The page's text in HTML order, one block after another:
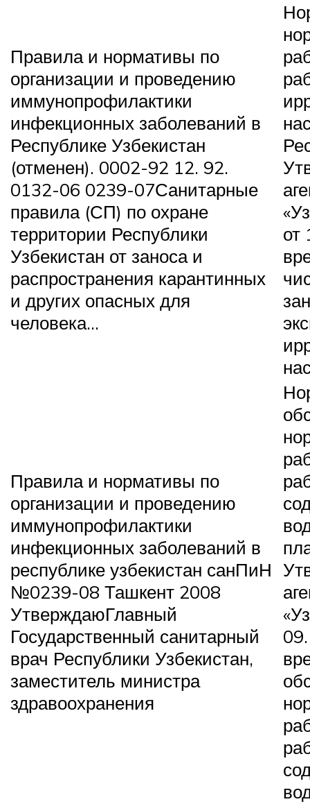
Правила и нормативы по
организации и проведению
иммунопрофилактики
инфекционных заболеваний в
Республике Узбекистан
(отменен). 0002-92 12. 92.
0132-06 0239-07Санитарные
правила (СП) по охране
территории Республики
Узбекистан от заноса и
распространения карантинных
и других опасных для
человека…
от
Правила и нормативы по
организации и проведению
иммунопрофилактики
инфекционных заболеваний в
республике узбекистан санПиН
№0239-08 Ташкент 2008
УтверждаюГлавный
Государственный санитарный
врач Республики Узбекистан,
заместитель министра
здравоохранения